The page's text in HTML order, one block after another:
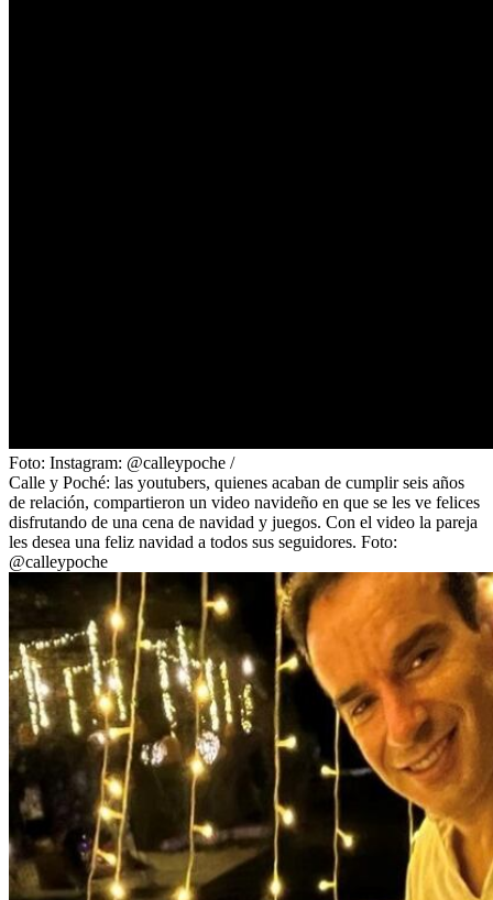
Foto: Instagram: @calleypoche /
Calle y Poché: las youtubers, quienes acaban de cumplir seis años
de relación, compartieron un video navideño en que se les ve felices
disfrutando de una cena de navidad y juegos. Con el video la pareja
les desea una feliz navidad a todos sus seguidores. Foto:
@calleypoche